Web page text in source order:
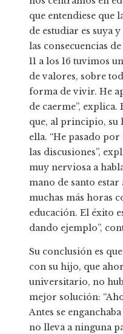
que entendiese que
de estudiar es suya
las consecuencias
11 a los 16 tuvimos
de valores, sobre
forma de vivir. He
de caerme”,
que, al principio, su
ella. “He pasado
las discusiones”,
muy nerviosa a
mano de santo estar
muchas más horas
educación. El éxito
dando ejemplo”,
Su conclusión es
con su hijo, que
universitario, no
mejor solución:
Antes se
no lleva a ninguna